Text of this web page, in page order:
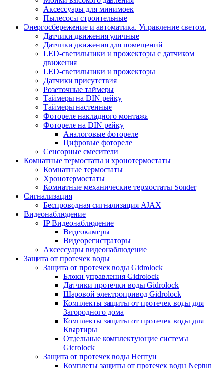
Аксессуары для минимоек
Пылесосы строительные
Энергосбережение и автоматика. Управление светом.
Датчики движения уличные
Датчики движения для помещений
LED-светильники и прожекторы с датчиком
движения
LED-светильники и прожекторы
Датчики присутствия
Розеточные таймеры
Таймеры на DIN рейку
Таймеры настенные
Фотореле накладного монтажа
Фотореле на DIN рейку
Аналоговые фотореле
Цифровые фотореле
Сенсорные смесители
Комнатные термостаты и хронотермостаты
Комнатные термостаты
Хронотермостаты
Комнатные механические термостаты Sonder
Сигнализация
Беспроводная сигнализация AJAX
Видеонаблюдение
IP Видеонаблюдение
Видеокамеры
Видеорегистраторы
Аксессуары видеонаблюдение
Защита от протечек воды
Защита от протечек воды Gidrolock
Блоки управления Gidrolock
Датчики протечки воды Gidrolock
Шаровой электропривод Gidrolock
Комплекты защиты от протечек воды для
Загородного дома
Комплекты защиты от протечек воды для
Квартиры
Отдельные комплектующие системы
Gidrolock
Защита от протечек воды Нептун
Комплеты защиты от протечек воды Neptun